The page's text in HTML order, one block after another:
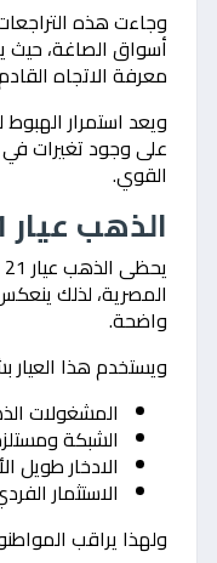
وجاءت هذه
أسواق الصاغة، حيث
معرفة الاتجاه
ويعد استمرار
على وجود تغيرات
القوي.
الذهب عيار 21 الأكثر تأثرًا
المصرية، لذلك
واضحة.
ويستخدم هذا
المشغولات
الشبكة
الادخار طويل
الاستثمار
ولهذا يراقب